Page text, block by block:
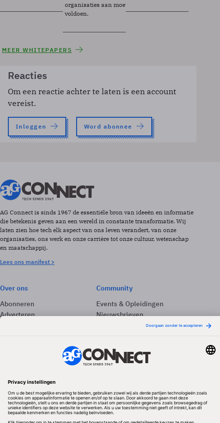
organisaties aan moeten
voldoen.
MEER WHITEPAPERS
Reacties
Om een reactie achter te laten is een account
vereist.
Inloggen Word abonnee
AG Connect is sinds 1967 de essentiële bron van ideeën en informatie
die betekenis geven aan een wereld in constante transformatie. Wij
laten zien hoe tech elk aspect van ons leven verandert, van onze
organisaties, ons werk en onze carrière tot onze cultuur, wetenschap
en maatschappij.
Lees ons manifest >
Over ons
Abonneren
Adverteren
Community
Events & Opleidingen
Nieuwsbrieven
Volg ons